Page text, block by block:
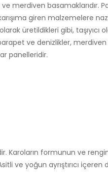
merdiven basamaklarıdır.
giren malzemelere
üretildikleri gibi,
ve denizlikler,
panelleridir.
Karoların formunun ve
ve yoğun ayrıştırıcı içeren